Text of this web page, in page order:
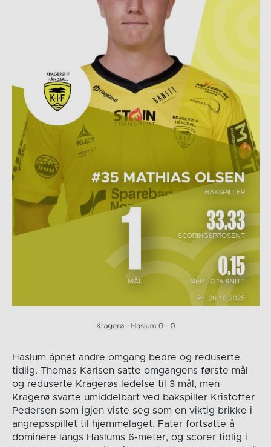
Haslum åpnet andre omgang bedre og reduserte
tidlig. Thomas Karlsen satte omgangens første mål
og reduserte Kragerøs ledelse til 3 mål, men
Kragerø svarte umiddelbart ved bakspiller Kristoffer
Pedersen som igjen viste seg som en viktig brikke i
angrepsspillet til hjemmelaget. Fater fortsatte å
dominere langs Haslums 6-meter, og scorer tidlig i